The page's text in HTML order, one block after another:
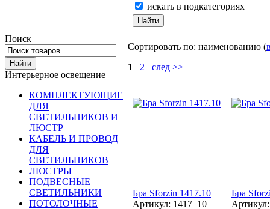
Поиск
Интерьерное освещение
КОМПЛЕКТУЮЩИЕ
ДЛЯ
СВЕТИЛЬНИКОВ И
ЛЮСТР
КАБЕЛЬ И ПРОВОД
ДЛЯ
СВЕТИЛЬНИКОВ
ЛЮСТРЫ
ПОДВЕСНЫЕ
СВЕТИЛЬНИКИ
ПОТОЛОЧНЫЕ
искать в подкатегориях
Сортировать по: наименованию (
1
2 след >>
Бра Sforzin 1417.10
Артикул: 1417_10
Бра